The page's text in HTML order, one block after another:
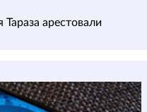
арестовали